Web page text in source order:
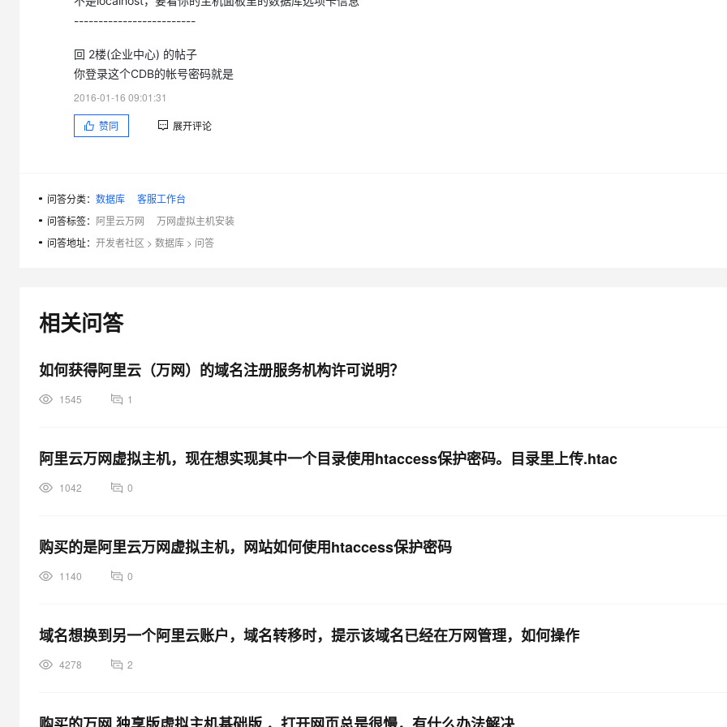
-------------------------
回 2楼(企业中心) 的帖子
你登录这个CDB的帐号密码就是
2016-01-16 09:01:31
赞同 展开评论
问答分类： 数据库
客服工作台
问答标签： 阿里云万网
万网虚拟主机安装
问答地址： 开发者社区 > 数据库 > 问答
相关问答
如何获得阿里云（万网）的域名注册服务机构许可说明？
1545 1
阿里云万网虚拟主机，现在想实现其中一个目录使用htaccess保护密码。目录里上传.htac
1042 0
购买的是阿里云万网虚拟主机，网站如何使用htaccess保护密码
1140 0
域名想换到另一个阿里云账户，域名转移时，提示该域名已经在万网管理，如何操作
4278 2